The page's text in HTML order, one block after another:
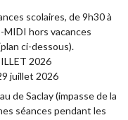
scolaires, de 9h30 à
MIDI hors vacances
ci-dessous).
2026
juillet 2026
de Saclay (impasse de la
séances pendant les